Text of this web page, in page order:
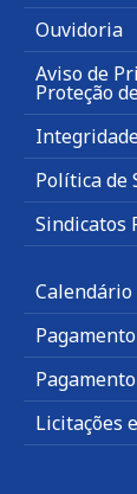
Ouvidoria
Aviso de
Proteção
Política de
Sindicatos
Pagamento
Licitações